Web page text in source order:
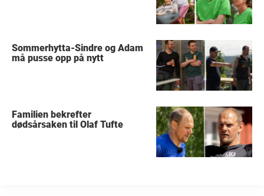
Sommerhytta-Sindre og Adam
må pusse opp på nytt
Familien bekrefter
dødsårsaken til Olaf Tufte